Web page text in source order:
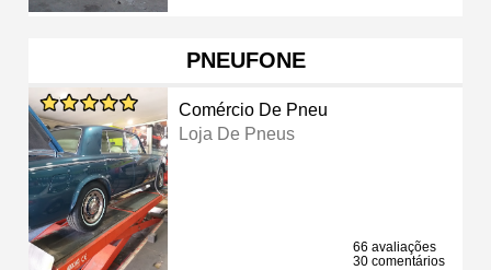
PNEUFONE
Comércio De Pneu
Loja De Pneus
66 avaliações
30 comentários